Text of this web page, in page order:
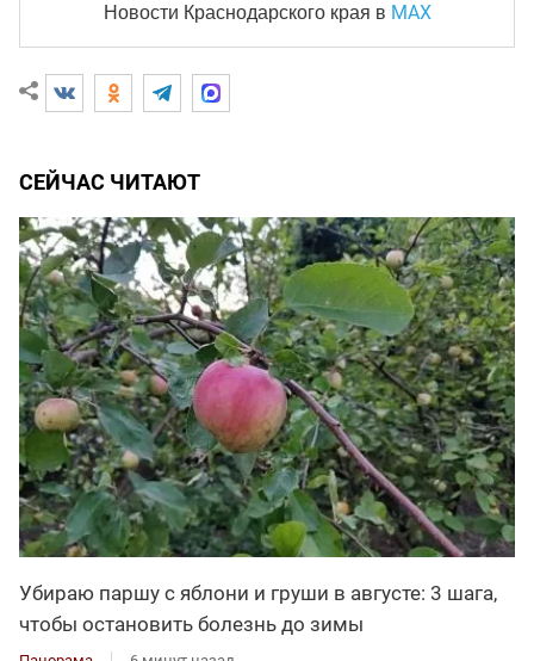
Новости Краснодарского края в MAX
СЕЙЧАС ЧИТАЮТ
Убираю паршу с яблони и груши в августе: 3 шага,
чтобы остановить болезнь до зимы